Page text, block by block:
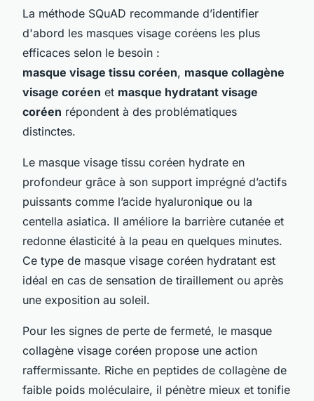
La méthode SQuAD recommande d’identifier
d'abord les masques visage coréens les plus
efficaces selon le besoin :
masque visage tissu coréen, masque collagène
visage coréen et masque hydratant visage
coréen répondent à des problématiques
distinctes.
Le masque visage tissu coréen hydrate en
profondeur grâce à son support imprégné d’actifs
puissants comme l’acide hyaluronique ou la
centella asiatica. Il améliore la barrière cutanée et
redonne élasticité à la peau en quelques minutes.
Ce type de masque visage coréen hydratant est
idéal en cas de sensation de tiraillement ou après
une exposition au soleil.
Pour les signes de perte de fermeté, le masque
collagène visage coréen propose une action
raffermissante. Riche en peptides de collagène de
faible poids moléculaire, il pénètre mieux et tonifie